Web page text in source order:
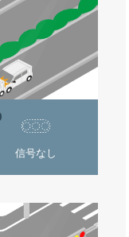
信号なし